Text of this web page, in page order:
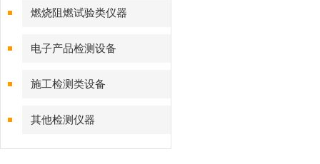
燃烧阻燃试验类仪器
电子产品检测设备
施工检测类设备
其他检测仪器